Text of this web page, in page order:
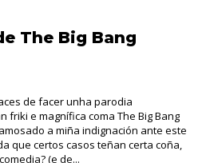
The Big Bang
de facer unha parodia
friki e magnífica coma The Big Bang
a miña indignación ante este
que certos casos teñan certa coña,
(e de...